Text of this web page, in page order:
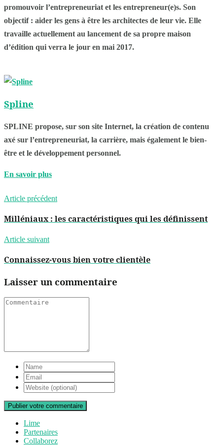
promouvoir l’entrepreneuriat et les entrepreneur(e)s. Son
objectif : aider les gens à être les architectes de leur vie. Elle
travaille actuellement au lancement de sa propre maison
d’édition qui verra le jour en mai 2017.
Spline
SPLINE propose, sur son site Internet, la création de contenu
axé sur l’entrepreneuriat, la carrière, mais également le bien-
être et le développement personnel.
En savoir plus
Article précédent
Milléniaux : les caractéristiques qui les définissent
Article suivant
Connaissez-vous bien votre clientèle
Laisser un commentaire
Publier votre commentaire
Lime
Partenaires
Collaborez